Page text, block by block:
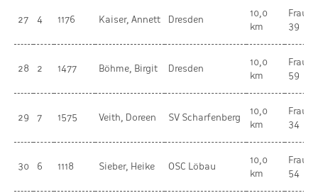
27 4 1176 Kaiser, Annett Dresden
10,0
km
39
28 2 1477 Böhme, Birgit Dresden
10,0
km
59
29 7 1575 Veith, Doreen SV Scharfenberg
10,0
km
34
30 6 1118 Sieber, Heike OSC Löbau
10,0
km
54